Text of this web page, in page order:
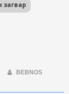
загвар
BEBNOS